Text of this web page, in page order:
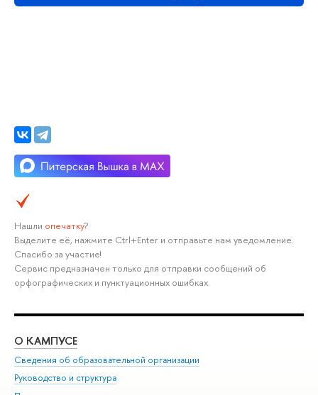
Нашли опечатку?
Выделите её, нажмите Ctrl+Enter и отправьте нам уведомление.
Спасибо за участие!
Сервис предназначен только для отправки сообщений об
орфографических и пунктуационных ошибках.
О КАМПУСЕ
Сведения об образовательной организации
Руководство и структура